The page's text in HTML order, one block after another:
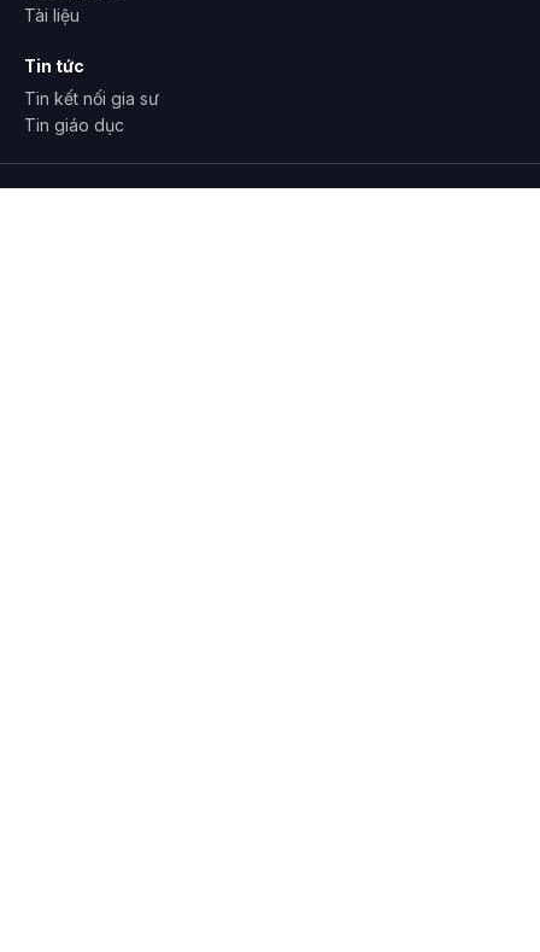
Tài liệu
Tin tức
Tin kết nối gia sư
Tin giáo dục